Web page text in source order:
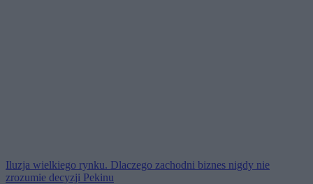
Iluzja wielkiego rynku. Dlaczego zachodni biznes nigdy nie
zrozumie decyzji Pekinu